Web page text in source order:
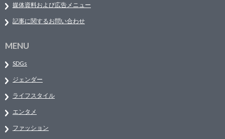
媒体資料および広告メニュー
記事に関するお問い合わせ
MENU
SDGs
ジェンダー
ライフスタイル
エンタメ
ファッション